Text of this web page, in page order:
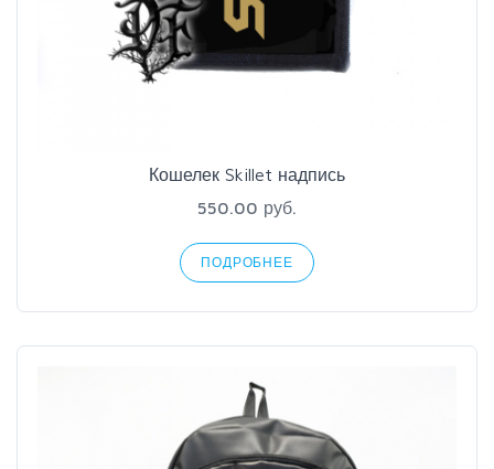
Кошелек Skillet надпись
550.00 руб.
ПОДРОБНЕЕ